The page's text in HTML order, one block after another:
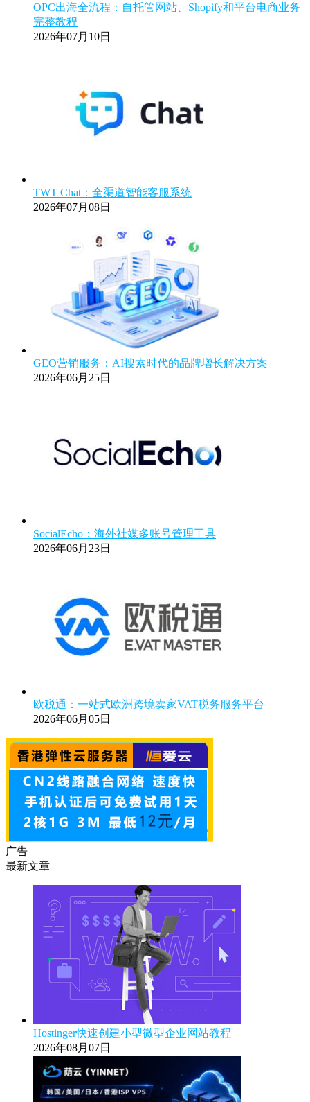
OPC出海全流程：自托管网站、Shopify和平台电商业务
完整教程
2026年07月10日
TWT Chat：全渠道智能客服系统
2026年07月08日
GEO营销服务：AI搜索时代的品牌增长解决方案
2026年06月25日
SocialEcho：海外社媒多账号管理工具
2026年06月23日
欧税通：一站式欧洲跨境卖家VAT税务服务平台
2026年06月05日
广告
最新文章
Hostinger快速创建小型微型企业网站教程
2026年08月07日